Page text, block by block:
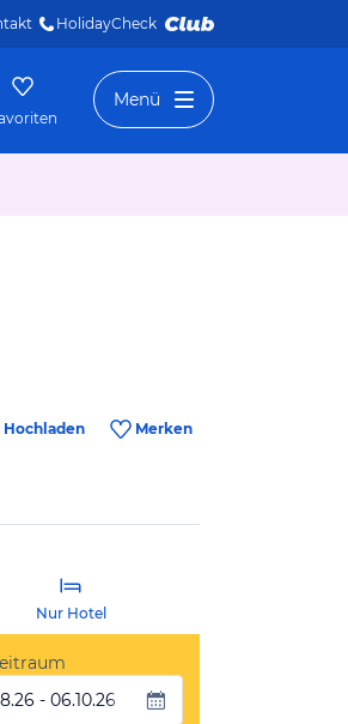
HolidayCheck
Menü
Hochladen Merken
Nur Hotel
- 06.10.26